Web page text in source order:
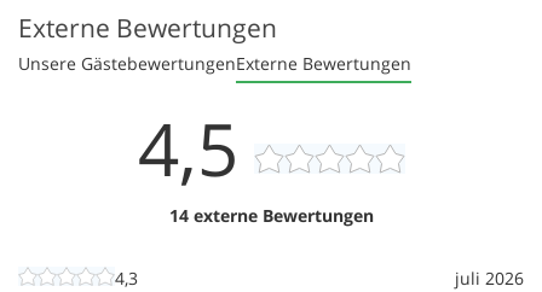
Externe Bewertungen
Unsere GästebewertungenExterne Bewertungen
4,5
14 externe Bewertungen
4,3 juli 2026